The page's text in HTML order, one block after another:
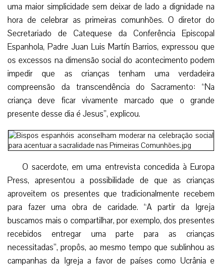
uma maior simplicidade sem deixar de lado a dignidade na
hora de celebrar as primeiras comunhões. O diretor do
Secretariado de Catequese da Conferência Episcopal
Espanhola, Padre Juan Luis Martín Barrios, expressou que
os excessos na dimensão social do acontecimento podem
impedir que as crianças tenham uma verdadeira
compreensão da transcendência do Sacramento: “Na
criança deve ficar vivamente marcado que o grande
presente desse dia é Jesus”, explicou.
O sacerdote, em uma entrevista concedida à Europa
Press, apresentou a possibilidade de que as crianças
aproveitem os presentes que tradicionalmente recebem
para fazer uma obra de caridade. “A partir da Igreja
buscamos mais o compartilhar, por exemplo, dos presentes
recebidos entregar uma parte para as crianças
necessitadas”, propôs, ao mesmo tempo que sublinhou as
campanhas da Igreja a favor de países como Ucrânia e